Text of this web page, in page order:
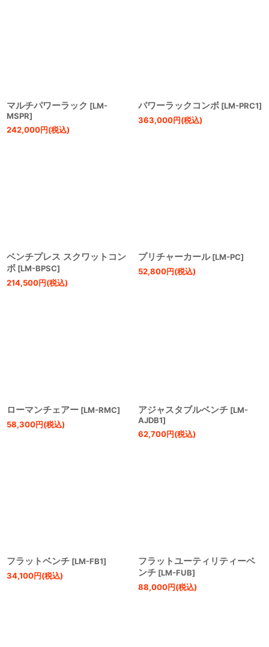
マルチパワーラック [LM-
MSPR]
242,000円(税込)
パワーラックコンボ [LM-PRC1]
363,000円(税込)
ベンチプレス スクワットコン
ボ [LM-BPSC]
214,500円(税込)
プリチャーカール [LM-PC]
52,800円(税込)
ローマンチェアー [LM-RMC]
58,300円(税込)
アジャスタブルベンチ [LM-
AJDB1]
62,700円(税込)
フラットベンチ [LM-FB1]
34,100円(税込)
フラットユーティリティーベ
ンチ [LM-FUB]
88,000円(税込)